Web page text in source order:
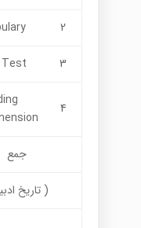
2
3
4
جمع
( تاریخ